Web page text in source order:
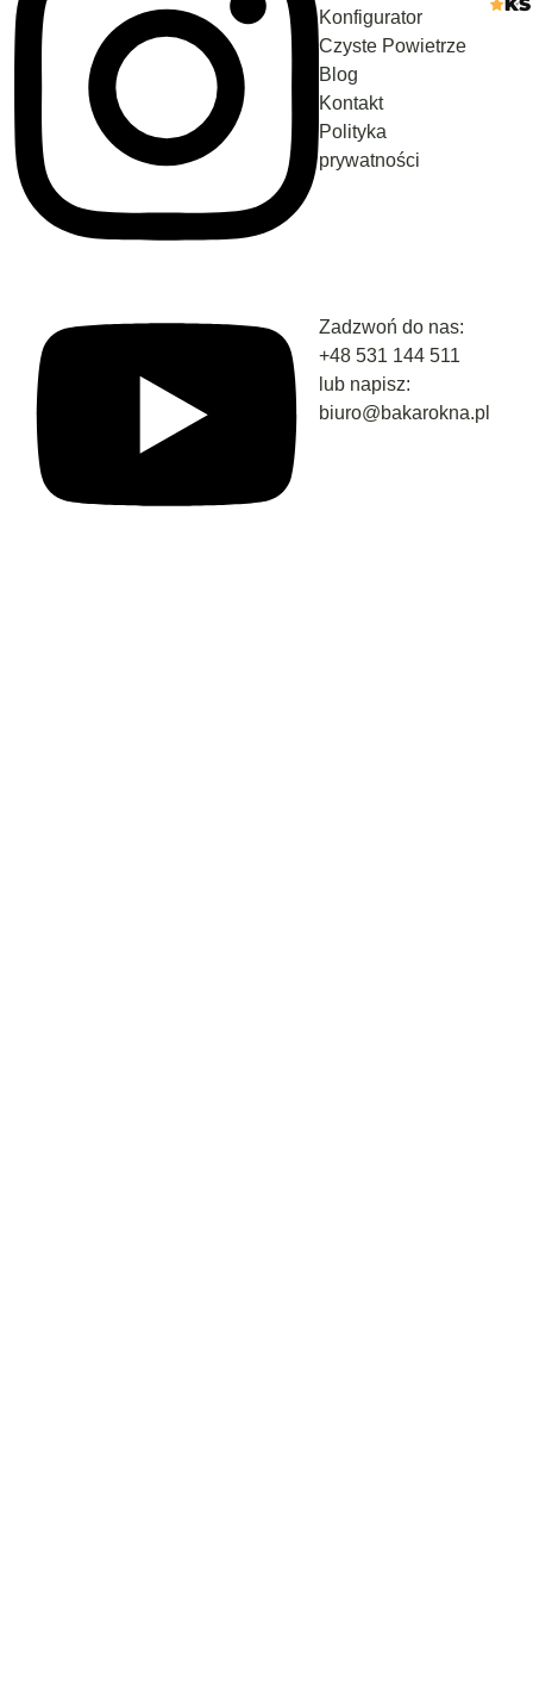
Konfigurator
Czyste Powietrze
Blog
Kontakt
Polityka
prywatności
Zadzwoń do nas:
+48 531 144 511
lub napisz:
biuro@bakarokna.pl